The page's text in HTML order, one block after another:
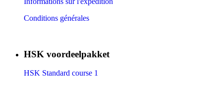
Conditions générales
HSK voordeelpakket
HSK Standard course 1